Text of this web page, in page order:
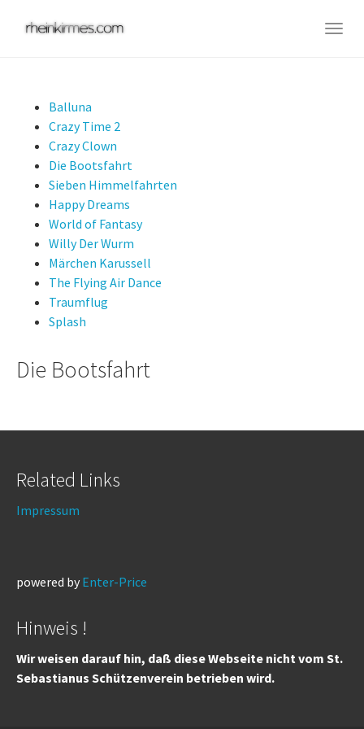
Balluna
Crazy Time 2
Crazy Clown
Die Bootsfahrt
Sieben Himmelfahrten
Happy Dreams
World of Fantasy
Willy Der Wurm
Märchen Karussell
The Flying Air Dance
Traumflug
Splash
Die Bootsfahrt
Related Links
Impressum
powered by Enter-Price
Hinweis !
Wir weisen darauf hin, daß diese Webseite nicht vom St.
Sebastianus Schützenverein betrieben wird.